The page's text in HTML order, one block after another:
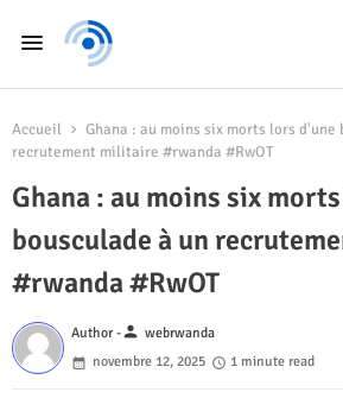
Accueil
Ghana : au moins six morts lors d'une
recrutement militaire #rwanda #RwOT
Ghana : au moins six
bousculade à un
#rwanda #RwOT
Author -person webrwanda
novembre 12, 2025
1 minute read